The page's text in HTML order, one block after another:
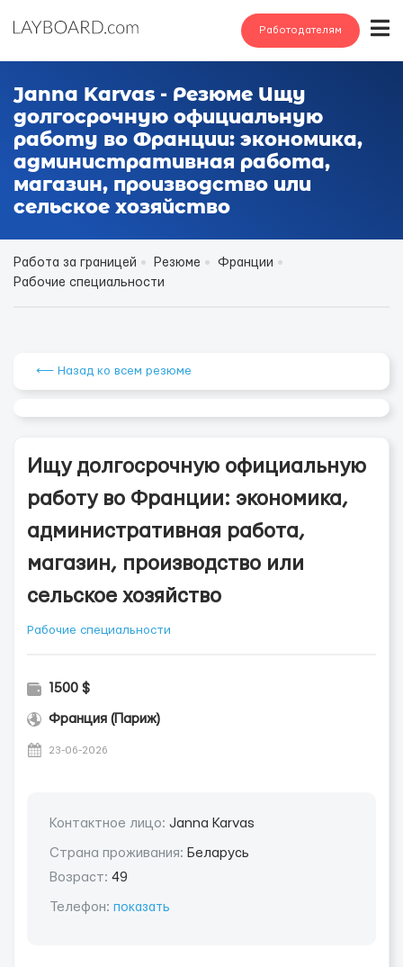
Работодателям
Janna Karvas - Резюме Ищу
долгосрочную официальную
работу во Франции: экономика,
административная работа,
магазин, производство или
сельское хозяйство
Работа за границей Резюме
Франции
Рабочие специальности
⟵ Назад ко всем резюме
Ищу долгосрочную официальную
работу во Франции: экономика,
административная работа,
магазин, производство или
сельское хозяйство
Рабочие специальности
1500 $
Франция (Париж)
23-06-2026
Контактное лицо: Janna Karvas
Страна проживания: Беларусь
Возраст: 49
Телефон: показать